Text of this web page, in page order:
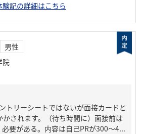
験記の詳細はこちら
男性
院
トリーシートではないが面接カードと
されます。（待ち時間に）面接前は
要がある。内容は自己PRが300～4...